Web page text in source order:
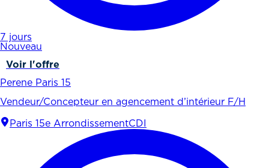
7 jours
Nouveau
Voir l'offre
Perene Paris 15
Vendeur/Concepteur en agencement d’intérieur F/H
Paris 15e ArrondissementCDI